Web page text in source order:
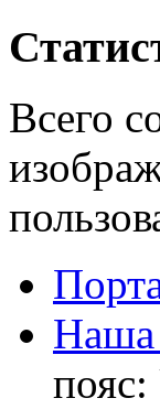
Всего
Наша